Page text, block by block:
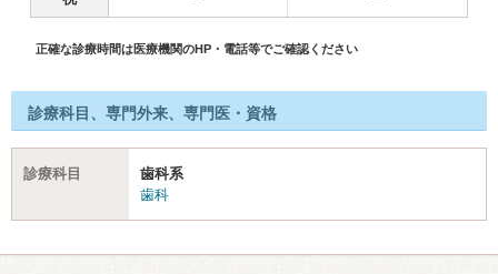
正確な診療時間は医療機関のHP・電話等でご確認ください
診療科目、専門外来、専門医・資格
診療科目
歯科系
歯科